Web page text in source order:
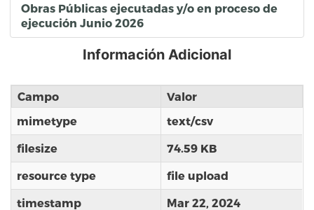
Obras Públicas ejecutadas y/o en proceso de
ejecución Junio 2026
Información Adicional
Campo
Valor
mimetype
text/csv
filesize 74.59 KB
resource type file upload
timestamp Mar 22, 2024